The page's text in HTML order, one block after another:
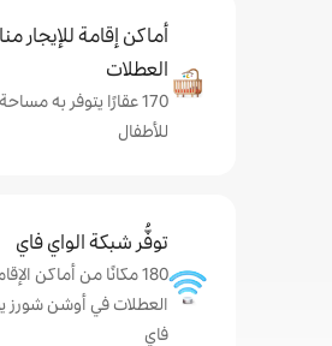
أماكن إقامة للإيجار
العطلات
170 عقارًا يتوفر به
للأطفال
توفُّر شبكة الواي فاي
180 مكانًا من أماكن
العطلات في أوشن شورز
فاي